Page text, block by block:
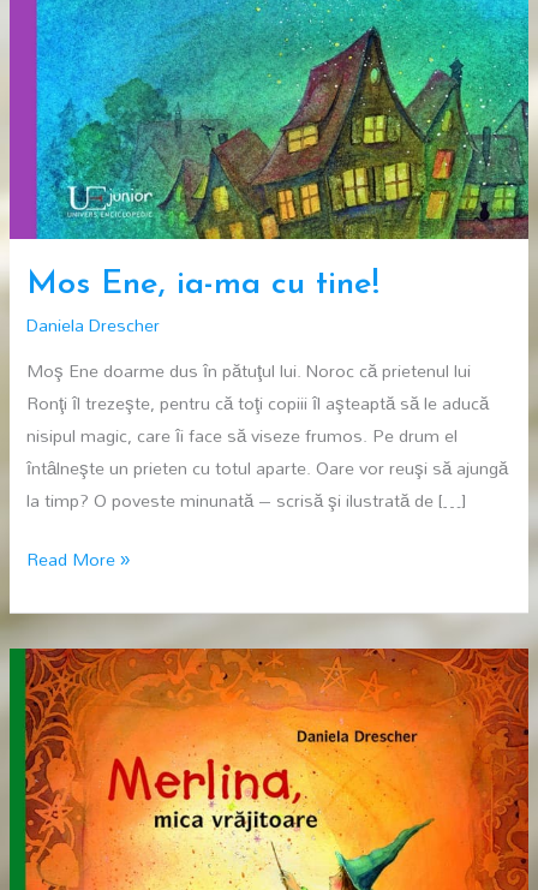
Mos Ene, ia-ma cu tine!
Daniela Drescher
Moş Ene doarme dus în pătuţul lui. Noroc că prietenul lui
Ronţi îl trezeşte, pentru că toţi copiii îl aşteaptă să le aducă
nisipul magic, care îi face să viseze frumos. Pe drum el
întâlneşte un prieten cu totul aparte. Oare vor reuşi să ajungă
la timp? O poveste minunată – scrisă şi ilustrată de […]
Mos
ia-
ma
cu
tine!
Read More »